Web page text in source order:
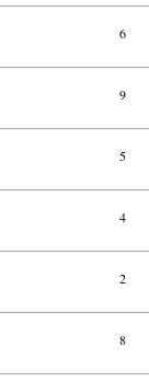
6
9
5
4
2
8